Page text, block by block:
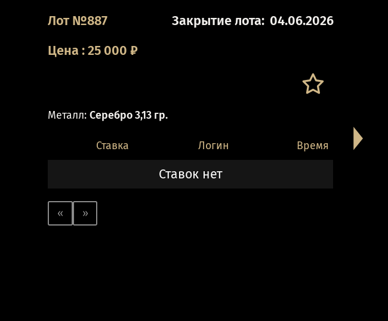
Лот №887 Закрытие лота: 04.06.2026
Цена:25 000 ₽
Металл: Серебро 3,13 гр.
Ставка Логин Время
Ставок нет
« »